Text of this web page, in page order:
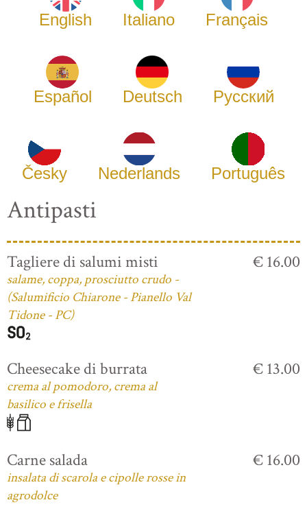
English Italiano Français
Español Deutsch Русский
Česky Nederlands Português
Antipasti
Tagliere di salumi misti
salame, coppa, prosciutto crudo -
(Salumificio Chiarone - Pianello Val
Tidone - PC)
€ 16.00
Cheesecake di burrata
crema al pomodoro, crema al
basilico e frisella
€ 13.00
Carne salada
insalata di scarola e cipolle rosse in
agrodolce
€ 16.00